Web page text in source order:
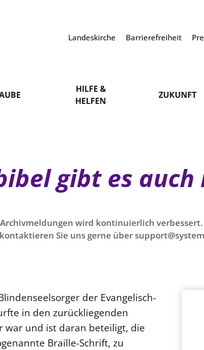
Landeskirche Barrierefreiheit
HILFE &
HELFEN
ZUKUNFT
gibt es
wird kontinuierlich verbessert.
Sie uns gerne über
der Evangelisch-
in den zurückliegenden
war und ist daran beteiligt, die
Braille-Schrift, zu